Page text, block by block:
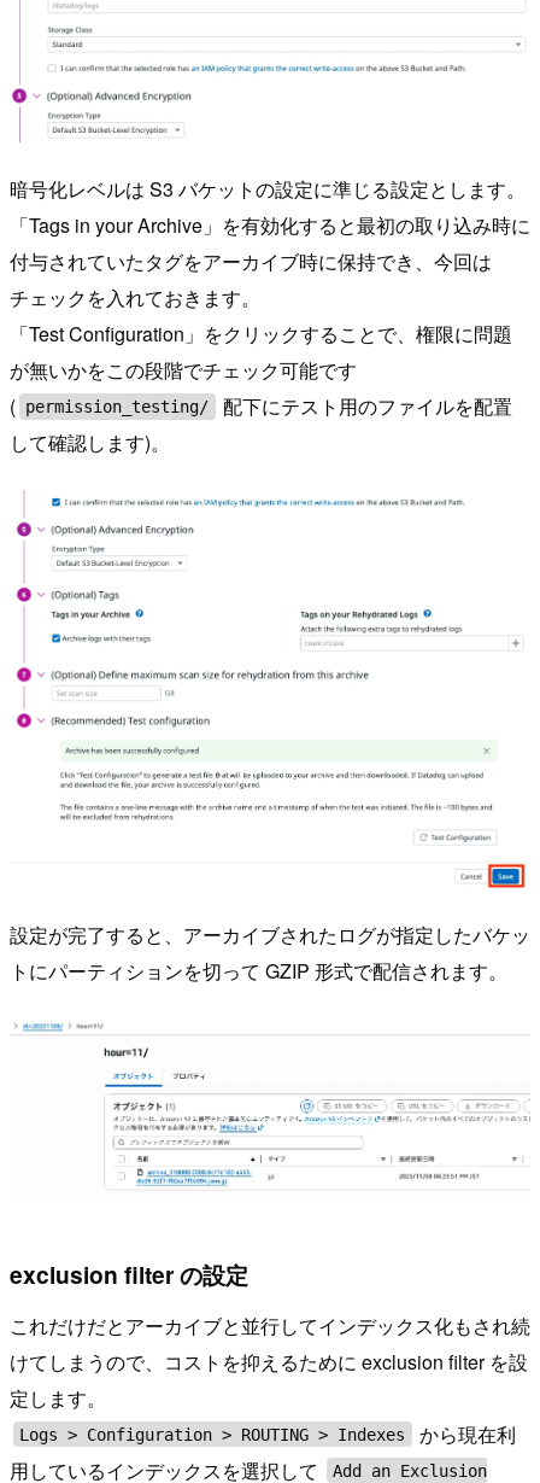
暗号化レベルは S3 バケットの設定に準じる設定とします。
「Tags in your Archive」を有効化すると最初の取り込み時に
付与されていたタグをアーカイブ時に保持でき、今回は
チェックを入れておきます。
「Test Configuration」をクリックすることで、権限に問題
が無いかをこの段階でチェック可能です
( permission_testing/
配下にテスト用のファイルを配置
して確認します)。
設定が完了すると、アーカイブされたログが指定したバケッ
トにパーティションを切って GZIP 形式で配信されます。
exclusion filter の設定
これだけだとアーカイブと並行してインデックス化もされ続
けてしまうので、コストを抑えるために exclusion filter を設
定します。
Logs > Configuration > ROUTING > Indexes
から現在利
用しているインデックスを選択して
Add an Exclusion